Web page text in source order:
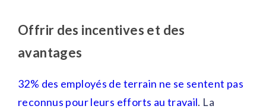
Offrir des incentives et des
avantages
32% des employés de terrain ne se sentent pas
reconnus pour leurs efforts au travail. La